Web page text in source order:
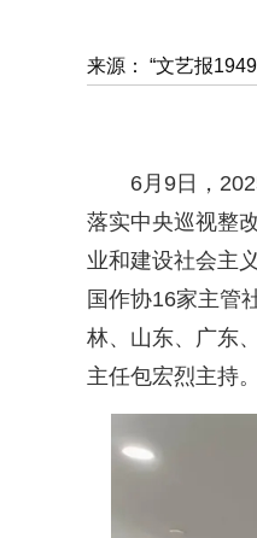
来源： “文艺报
6月9日，
落实中央巡视整
业和建设社会主
国作协16家主管
林、山东、广东
主任包宏烈主持。